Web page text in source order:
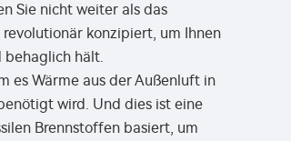
Sie nicht weiter als das
konzipiert, um Ihnen
behaglich hält.
es Wärme aus der Außenluft in
wird. Und dies ist eine
Brennstoffen basiert, um